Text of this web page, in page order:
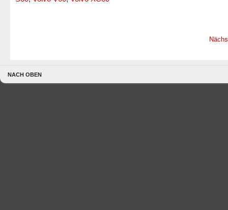
NACH OBEN